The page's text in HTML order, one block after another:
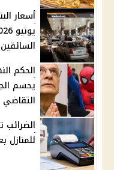
السائقين
الحكم
يحسم
التقاضي
الضرائب
للمنازل